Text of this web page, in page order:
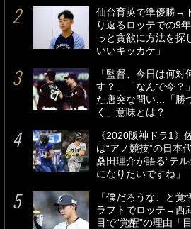
仙台育英で準優勝→
り返るロッテでの9
っと貪欲に方法を探
いいキッカケ」
「監督、今日は何
す？」「なんで今？
た唐突な問い…「勝
く」意味とは？
《2020阪神ドラ1》
は“アノ競技”の日本
桑田理介が語る“テ
になりたいですね」
「僕だろうな、と
ラフトでロッテ→西
目で“覚醒”の理由「